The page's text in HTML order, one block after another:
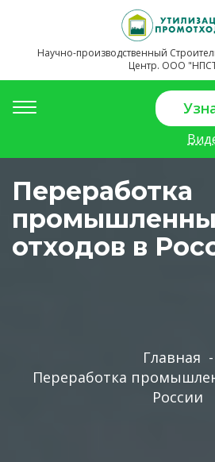
Научно-производственный
Центр. ООО
Toggle
Переработка
отходов в
Главная -
Переработка
России